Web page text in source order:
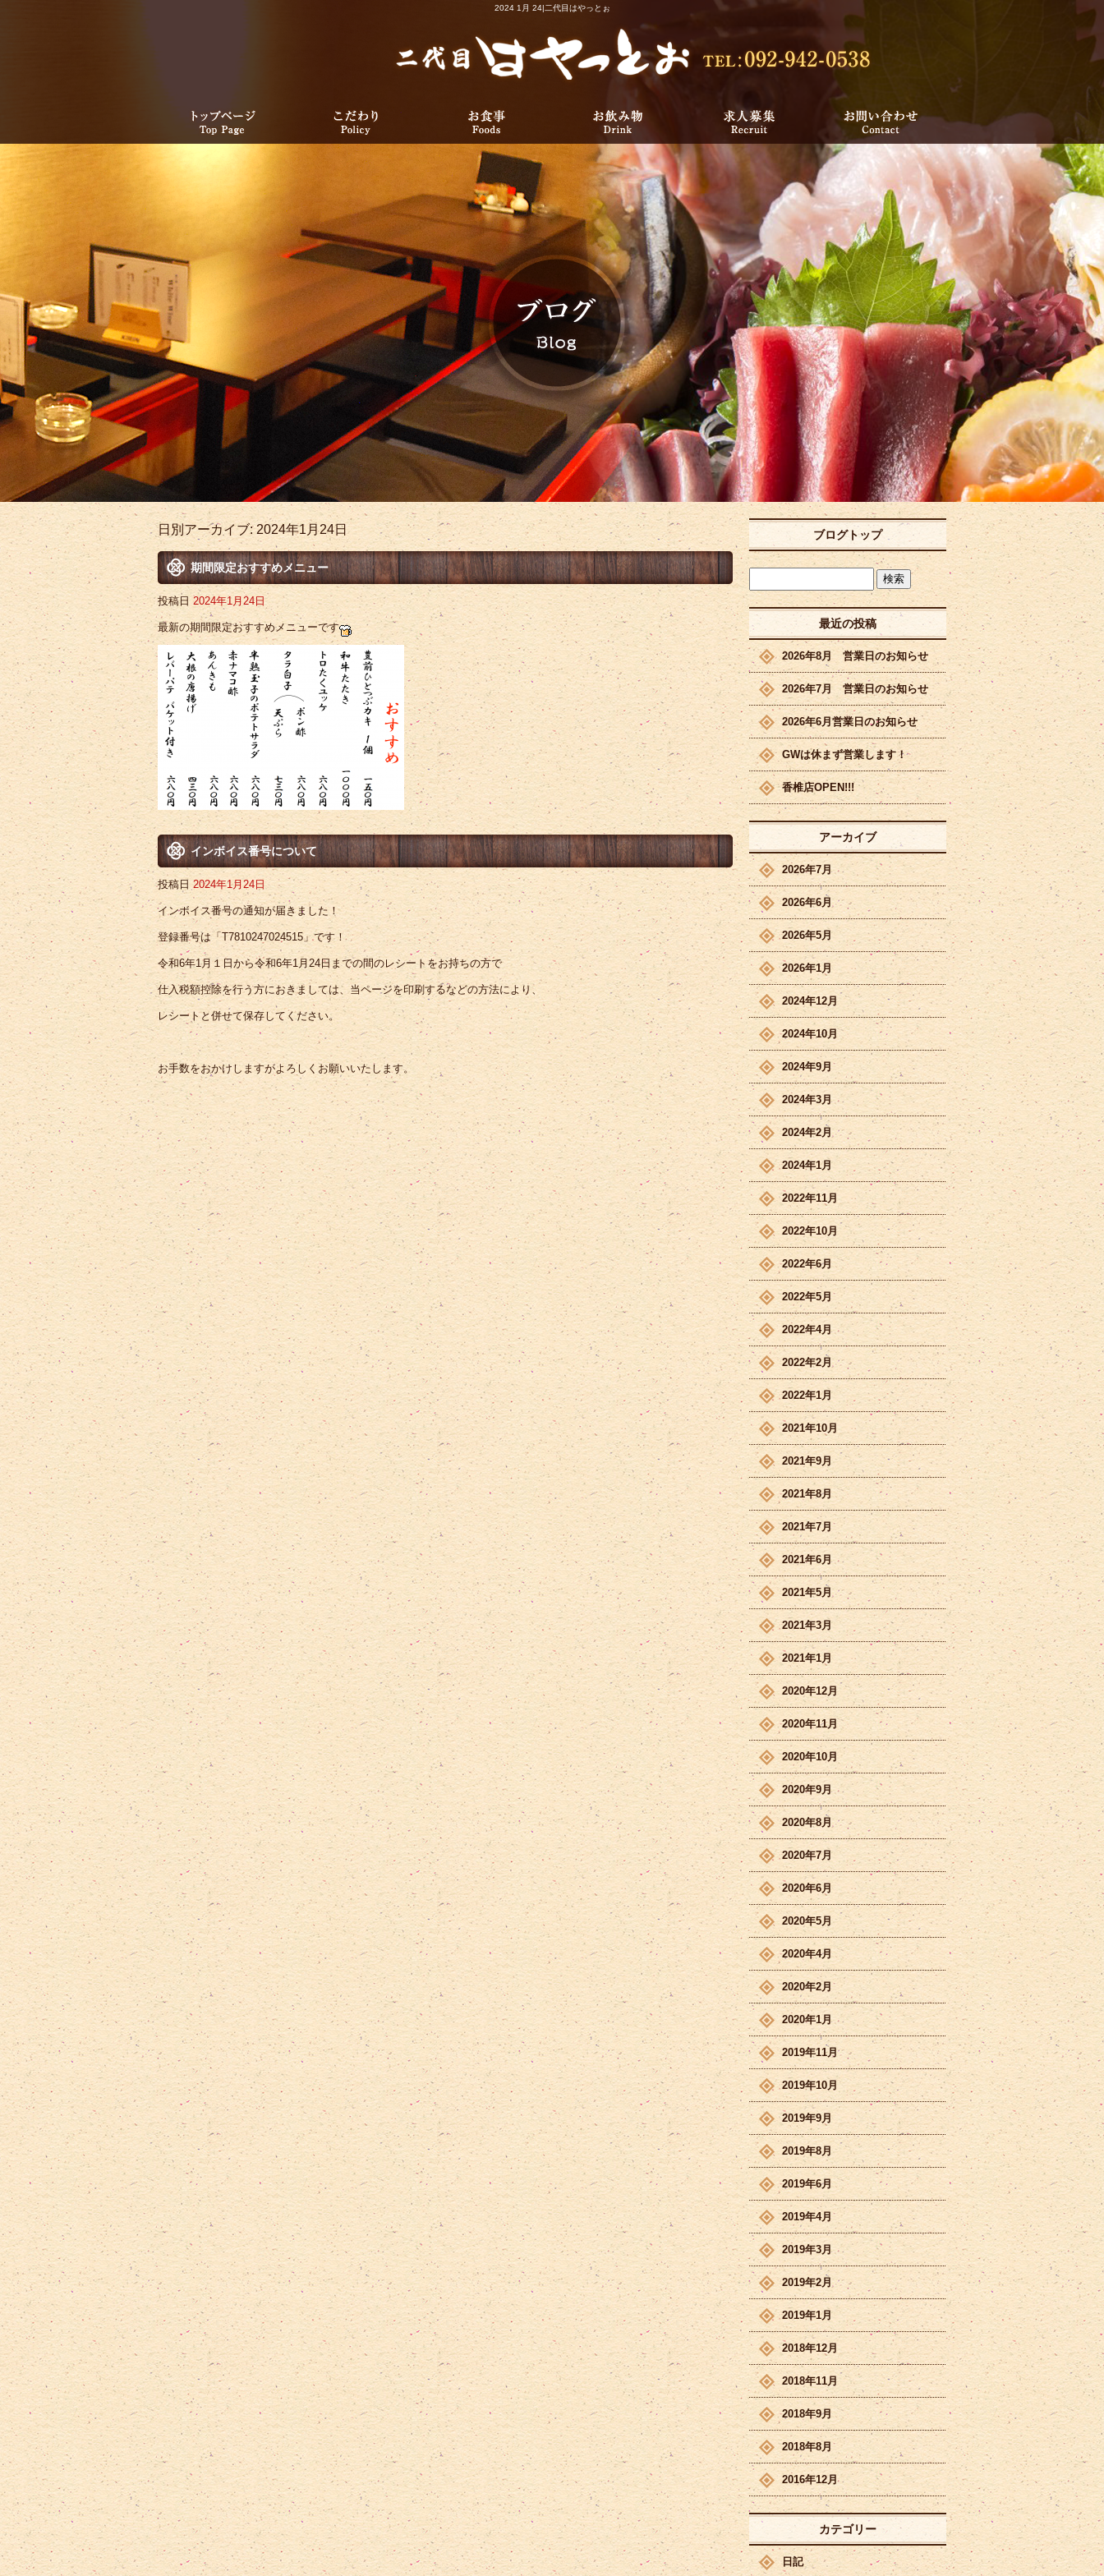
2024 1月 24|二代目はやっとぉ
日別アーカイブ:2024年1月24日
期間限定おすすめメニュー
投稿日 2024年1月24日
最新の期間限定おすすめメニューです
インボイス番号について
投稿日 2024年1月24日
インボイス番号の通知が届きました！
登録番号は「T7810247024515」です！
令和6年1月１日から令和6年1月24日までの間のレシートをお持ちの方で
仕入税額控除を行う方におきましては、当ページを印刷するなどの方法により、
レシートと併せて保存してください。
お手数をおかけしますがよろしくお願いいたします。
ブログトップ
最近の投稿
2026年8月 営業日のお知らせ
2026年7月 営業日のお知らせ
2026年6月営業日のお知らせ
GWは休まず営業します！
香椎店OPEN!!!
アーカイブ
2026年7月
2026年6月
2026年5月
2026年1月
2024年12月
2024年10月
2024年9月
2024年3月
2024年2月
2024年1月
2022年11月
2022年10月
2022年6月
2022年5月
2022年4月
2022年2月
2022年1月
2021年10月
2021年9月
2021年8月
2021年7月
2021年6月
2021年5月
2021年3月
2021年1月
2020年12月
2020年11月
2020年10月
2020年9月
2020年8月
2020年7月
2020年6月
2020年5月
2020年4月
2020年2月
2020年1月
2019年11月
2019年10月
2019年9月
2019年8月
2019年6月
2019年4月
2019年3月
2019年2月
2019年1月
2018年12月
2018年11月
2018年9月
2018年8月
2016年12月
カテゴリー
日記